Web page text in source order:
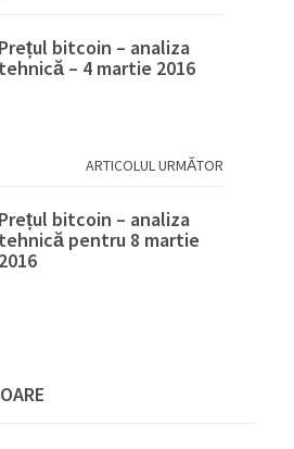
Prețul bitcoin – analiza
tehnică – 4 martie 2016
ARTICOLUL URMĂTOR
Prețul bitcoin – analiza
tehnică pentru 8 martie
2016